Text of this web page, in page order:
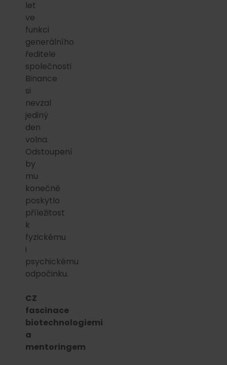
let
ve
funkci
generálního
ředitele
společnosti
Binance
si
nevzal
jediný
den
volna.
Odstoupení
by
mu
konečně
poskytlo
příležitost
k
fyzickému
i
psychickému
odpočinku.
CZ
fascinace
biotechnologiemi
a
mentoringem